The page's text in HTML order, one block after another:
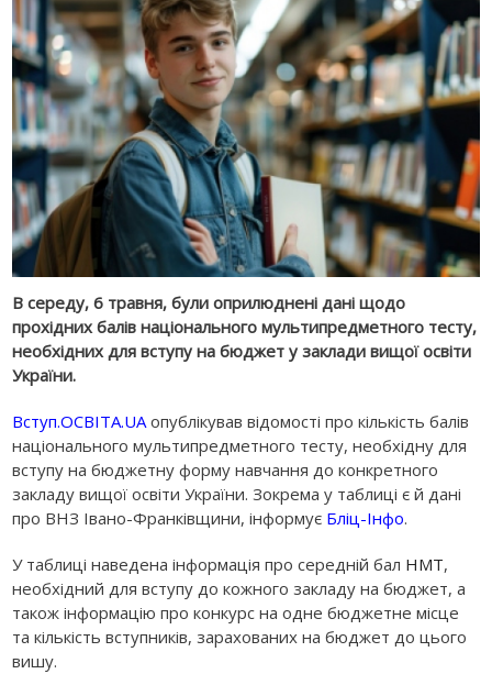
В середу, 6 травня, були оприлюднені дані щодо
прохідних балів національного мультипредметного тесту,
необхідних для вступу на бюджет у заклади вищої освіти
України.
Вступ.ОСВІТА.UAопублікував відомості про кількість балів
національного мультипредметного тесту, необхідну для
вступу на бюджетну форму навчання до конкретного
закладу вищої освіти України. Зокрема у таблиці є й дані
про ВНЗ Івано-Франківщини, інформує Бліц-Інфо.
У таблиці наведена інформація про середній бал НМТ,
необхідний для вступу до кожного закладу на бюджет, а
також інформацію про конкурс на одне бюджетне місце
та кількість вступників, зарахованих на бюджет до цього
вишу.